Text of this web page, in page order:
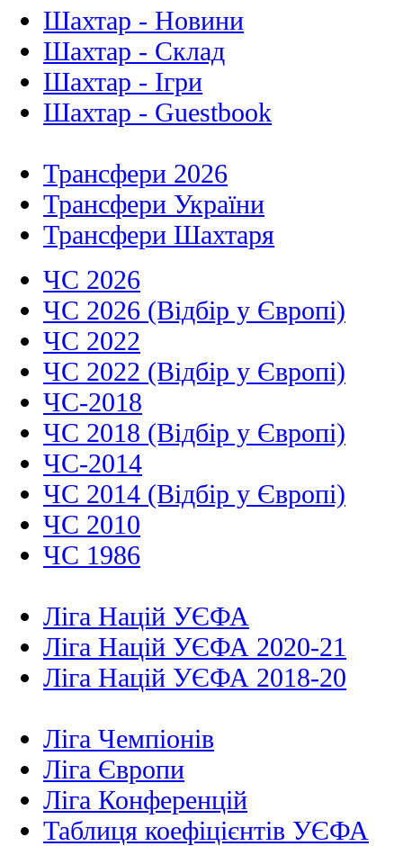
Шахтар - Новини
Шахтар - Склад
Шахтар - Ігри
Шахтар - Guestbook
Трансфери 2026
Трансфери України
Трансфери Шахтаря
ЧС 2026
ЧС 2026 (Відбір у Європі)
ЧС 2022
ЧС 2022 (Відбір у Європі)
ЧС-2018
ЧС 2018 (Відбір у Європі)
ЧС-2014
ЧС 2014 (Відбір у Європі)
ЧС 2010
ЧС 1986
Ліга Націй УЄФА
Ліга Націй УЄФА 2020-21
Ліга Націй УЄФА 2018-20
Ліга Чемпіонів
Ліга Європи
Ліга Конференцій
Таблиця коефіцієнтів УЄФА